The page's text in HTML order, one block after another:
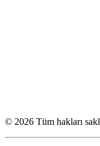
© 2026 Tüm hakları